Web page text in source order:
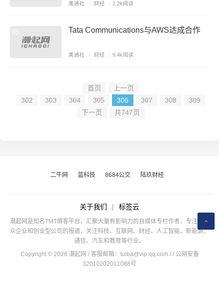
美通社 / 财经 / 2.2k阅读
Tata Communications与AWS达成合作
美通社 / 财经 / 9.4k阅读
首页
上一页
302
303 304 305 306 307 308
309
下一页
共747页
二牛网 蓝科技 8684公交 陆玖财经
关于我们 | 标签云
潮起网是知名TMT博客平台，汇聚大量有影响力的自媒体专栏作者，专注于公
众企业和创业型公司的报道，关注科技、互联网、财经、人工智能、新能源、
通信、汽车和教育等行业。
Copyright © 2026 潮起网 / 客服邮箱： tuiba@vip.qq.com / / 公网安备
32010202011088号